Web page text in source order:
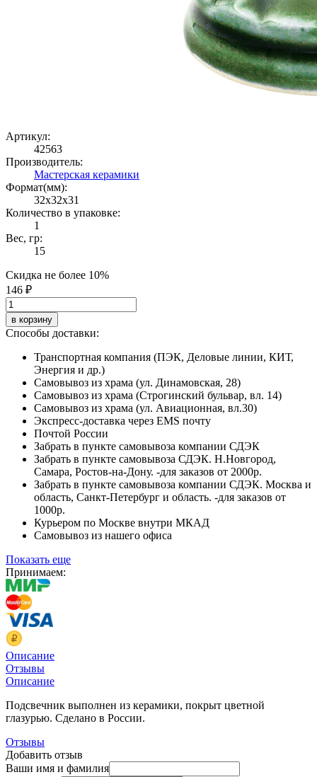
Артикул:
42563
Производитель:
Мастерская керамики
Формат(мм):
32x32x31
Количество в упаковке:
1
Вес, гр:
15
Скидка не более 10%
146 ₽
в корзину
Способы доставки:
Транспортная компания (ПЭК, Деловые линии, КИТ,
Энергия и др.)
Самовывоз из храма (ул. Динамовская, 28)
Самовывоз из храма (Строгинский бульвар, вл. 14)
Самовывоз из храма (ул. Авиационная, вл.30)
Экспресс-доставка через EMS почту
Почтой России
Забрать в пункте самовывоза компании СДЭК
Забрать в пункте самовывоза СДЭК. Н.Новгород,
Самара, Ростов-на-Дону. -для заказов от 2000р.
Забрать в пункте самовывоза компании СДЭК. Москва и
область, Санкт-Петербург и область. -для заказов от
1000р.
Курьером по Москве внутри МКАД
Самовывоз из нашего офиса
Показать еще
Принимаем:
Описание
Отзывы
Описание
Подсвечник выполнен из керамики, покрыт цветной
глазурью. Сделано в России.
Отзывы
Добавить отзыв
Ваши имя и фамилия